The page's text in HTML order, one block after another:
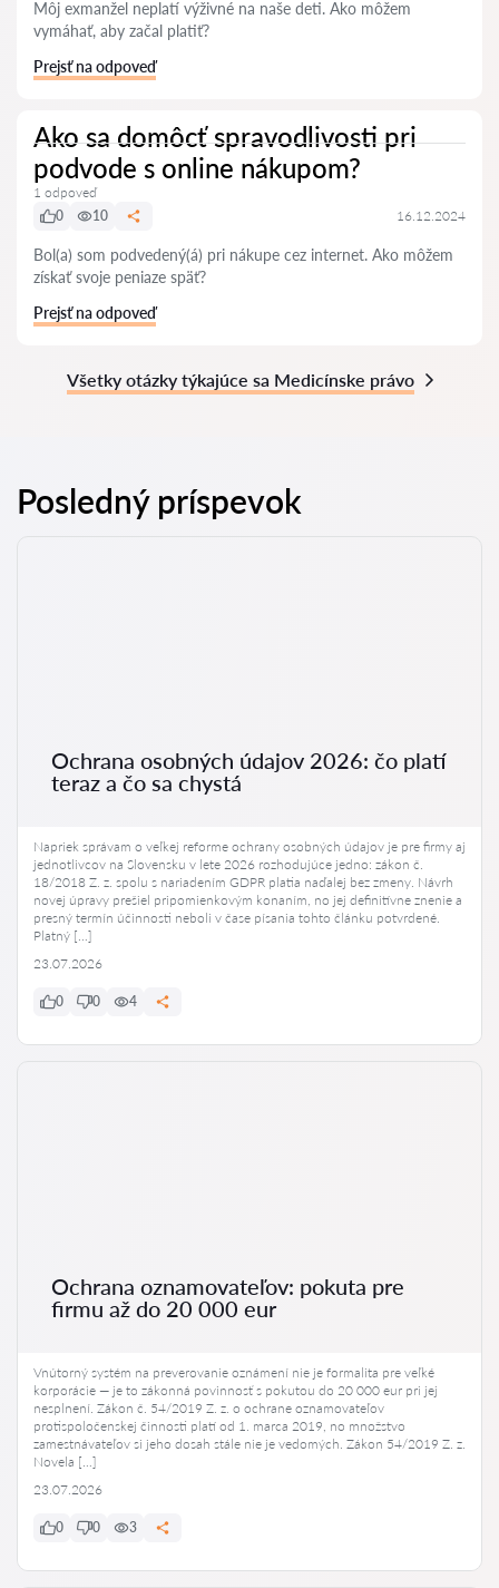
Môj exmanžel neplatí výživné na naše deti. Ako môžem
vymáhať, aby začal platiť?
Prejsť na odpoveď
Ako sa domôcť spravodlivosti pri
podvode s online nákupom?
1 odpoveď
0
10 16.12.2024
Bol(a) som podvedený(á) pri nákupe cez internet. Ako môžem
získať svoje peniaze späť?
Prejsť na odpoveď
Všetky otázky týkajúce sa Medicínske právo
Posledný príspevok
Ochrana osobných údajov 2026: čo platí
teraz a čo sa chystá
Napriek správam o veľkej reforme ochrany osobných údajov je pre firmy aj
jednotlivcov na Slovensku v lete 2026 rozhodujúce jedno: zákon č.
18/2018 Z. z. spolu s nariadením GDPR platia naďalej bez zmeny. Návrh
novej úpravy prešiel pripomienkovým konaním, no jej definitívne znenie a
presný termín účinnosti neboli v čase písania tohto článku potvrdené.
Platný […]
23.07.2026
0 0 4
Ochrana oznamovateľov: pokuta pre
firmu až do 20 000 eur
Vnútorný systém na preverovanie oznámení nie je formalita pre veľké
korporácie — je to zákonná povinnosť s pokutou do 20 000 eur pri jej
nesplnení. Zákon č. 54/2019 Z. z. o ochrane oznamovateľov
protispoločenskej činnosti platí od 1. marca 2019, no množstvo
zamestnávateľov si jeho dosah stále nie je vedomých. Zákon 54/2019 Z. z.
Novela […]
23.07.2026
0 0 3